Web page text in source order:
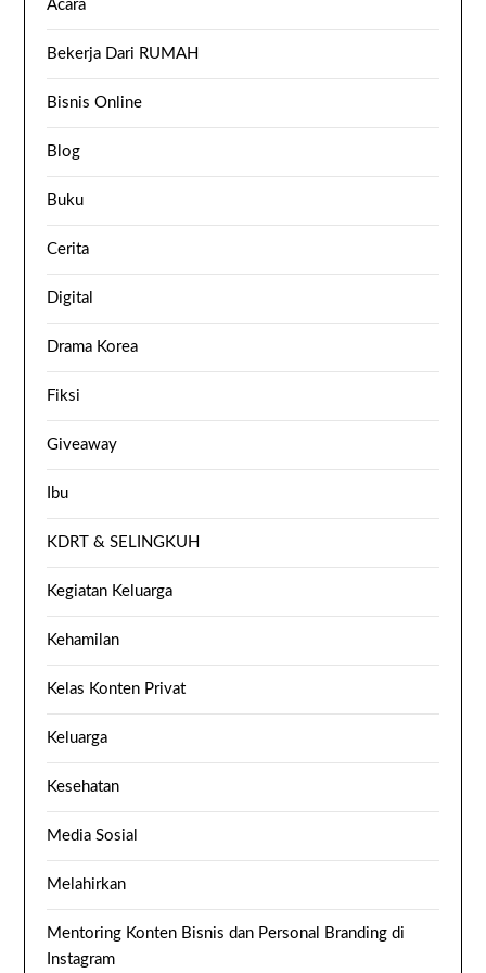
Acara
Bekerja Dari RUMAH
Bisnis Online
Blog
Buku
Cerita
Digital
Drama Korea
Fiksi
Giveaway
Ibu
KDRT & SELINGKUH
Kegiatan Keluarga
Kehamilan
Kelas Konten Privat
Keluarga
Kesehatan
Media Sosial
Melahirkan
Mentoring Konten Bisnis dan Personal Branding di
Instagram